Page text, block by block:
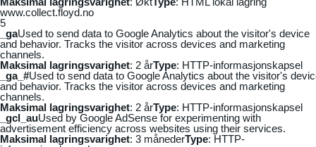
www.collect.floyd.no
5
_gaUsed to send data to Google Analytics about the visitor's device
and behavior. Tracks the visitor across devices and marketing
channels.
Maksimal lagringsvarighet: 2 årType: HTTP-informasjonskapsel
_ga_#Used to send data to Google Analytics about the visitor's
and behavior. Tracks the visitor across devices and marketing
channels.
Maksimal lagringsvarighet: 2 årType: HTTP-informasjonskapsel
_gcl_auUsed by Google AdSense for experimenting with
advertisement efficiency across websites using their services.
Maksimal lagringsvarighet: 3 månederType: HTTP-